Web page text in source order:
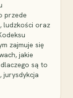
przede
ludzkości oraz
zajmuje się
jakie
są to
jurysdykcja